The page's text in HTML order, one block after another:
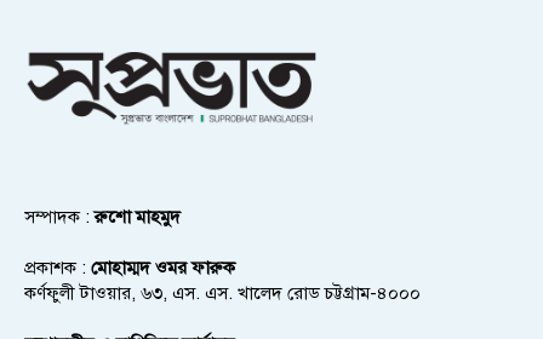
সম্পাদক :রুশো মাহমুদ
প্রকাশক : মোহাম্মদ ওমর ফারুক
কর্ণফুলী টাওয়ার, ৬৩, এস. এস. খালেদ রোড চট্টগ্রাম-৪০০০